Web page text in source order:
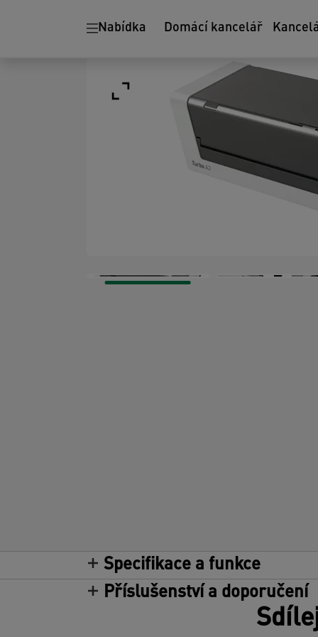
Nabídka Domácí kancelář
Specifikace a funkce
Příslušenství a doporučení